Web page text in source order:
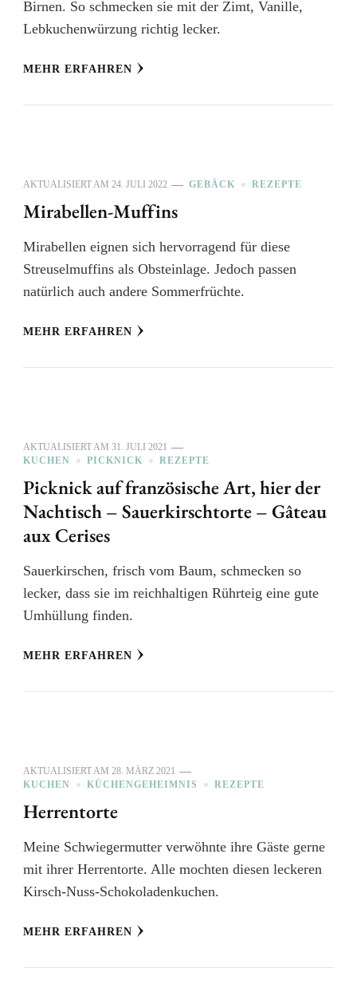
Birnen. So schmecken sie mit der Zimt, Vanille,
Lebkuchenwürzung richtig lecker.
MEHR ERFAHREN
AKTUALISIERT AM 24. JULI 2022 GEBÄCK REZEPTE
Mirabellen-Muffins
Mirabellen eignen sich hervorragend für diese
Streuselmuffins als Obsteinlage. Jedoch passen
natürlich auch andere Sommerfrüchte.
MEHR ERFAHREN
AKTUALISIERT AM 31. JULI 2021
KUCHEN
PICKNICK REZEPTE
Picknick auf französische Art, hier der
Nachtisch – Sauerkirschtorte – Gâteau
aux Cerises
Sauerkirschen, frisch vom Baum, schmecken so
lecker, dass sie im reichhaltigen Rührteig eine gute
Umhüllung finden.
MEHR ERFAHREN
AKTUALISIERT AM 28. MÄRZ 2021
KUCHEN
KÜCHENGEHEIMNIS REZEPTE
Herrentorte
Meine Schwiegermutter verwöhnte ihre Gäste gerne
mit ihrer Herrentorte. Alle mochten diesen leckeren
Kirsch-Nuss-Schokoladenkuchen.
MEHR ERFAHREN